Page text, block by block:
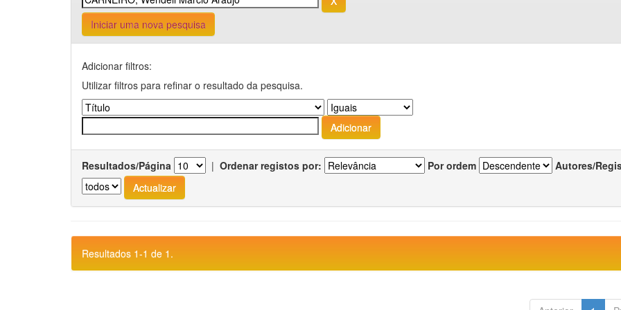
Iniciar uma nova pesquisa
Adicionar filtros:
Utilizar filtros para refinar o resultado da pesquisa.
Resultados/Página | Ordenar registos por: Por ordem Autores/
Resultados 1-1 de 1.